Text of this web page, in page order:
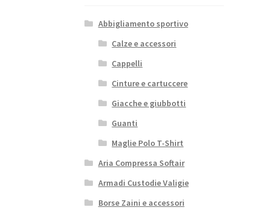
Abbigliamento sportivo
Calze e accessori
Cappelli
Cinture e cartuccere
Giacche e giubbotti
Guanti
Maglie Polo T-Shirt
Aria Compressa Softair
Armadi Custodie Valigie
Borse Zaini e accessori